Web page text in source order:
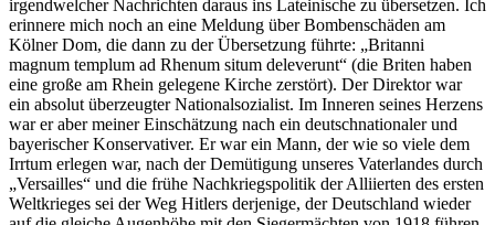
irgendwelcher Nachrichten daraus ins Lateinische zu übersetzen. Ich
erinnere mich noch an eine Meldung über Bombenschäden am
Kölner Dom, die dann zu der Übersetzung führte:
Britanni
magnum templum ad Rhenum situm deleverunt
(die Briten haben
eine große am Rhein gelegene Kirche zerstört). Der Direktor war
ein absolut überzeugter Nationalsozialist. Im Inneren seines Herzens
war er aber meiner Einschätzung nach ein deutschnationaler und
bayerischer Konservativer. Er war ein Mann, der wie so viele dem
Irrtum erlegen war, nach der Demütigung unseres Vaterlandes durch
Versailles
und die frühe Nachkriegspolitik der Alliierten des ersten
Weltkrieges sei der Weg Hitlers derjenige, der Deutschland wieder